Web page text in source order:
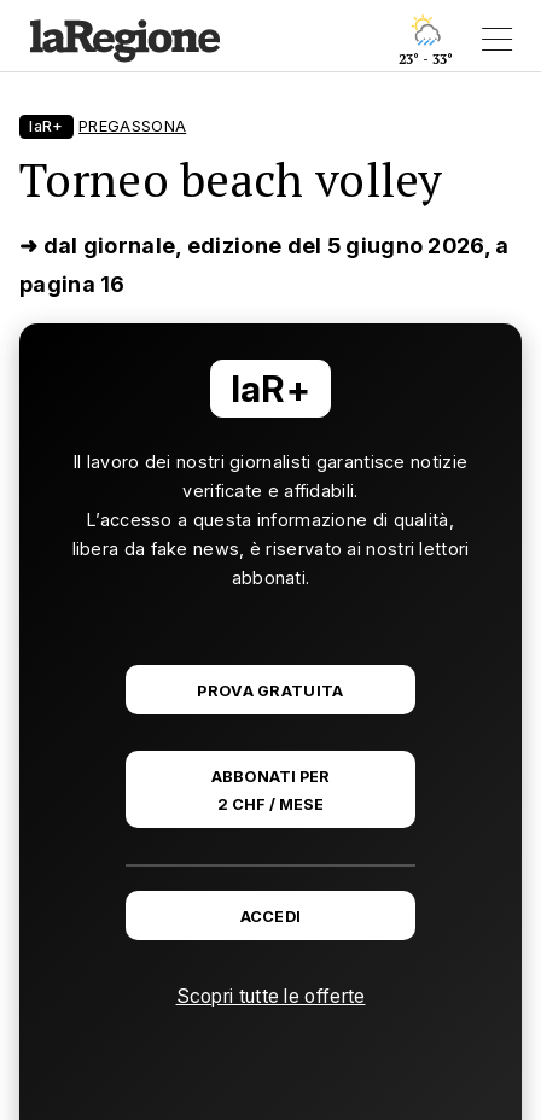
23° - 33°
laR+ PREGASSONA
Torneo beach volley
➜ dal giornale, edizione del 5 giugno 2026, a
pagina 16
laR+
Il lavoro dei nostri giornalisti garantisce notizie
verificate e affidabili.
L’accesso a questa informazione di qualità,
libera da fake news, è riservato ai nostri lettori
abbonati.
PROVA GRATUITA
ABBONATI PER
2 CHF / MESE
ACCEDI
Scopri tutte le offerte